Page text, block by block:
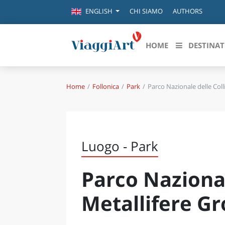
ENGLISH CHI SIAMO AUTHORS
HOME
Destinazioni in evidenza
FIRENZE
NAPOLI
BOLOGNA
LA SILA
IL SALENTO
Home Follonica Park Parco Nazionale delle
Luogo - Park
Parco
Metallifere